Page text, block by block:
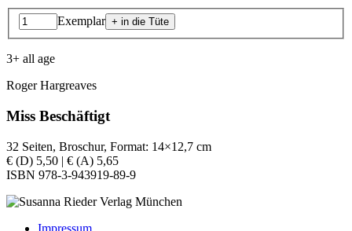
Exemplar
3+ all age
Roger Hargreaves
Miss Beschäftigt
32 Seiten, Broschur, Format: 14×12,7 cm
€ (D) 5,50 | € (A) 5,65
ISBN 978-3-943919-89-9
Impressum